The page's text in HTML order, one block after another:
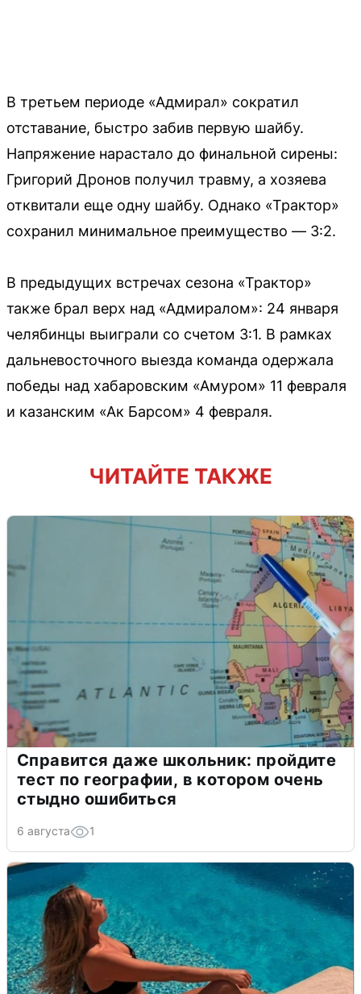
В третьем периоде «Адмирал» сократил
отставание, быстро забив первую шайбу.
Напряжение нарастало до финальной сирены:
Григорий Дронов получил травму, а хозяева
отквитали еще одну шайбу. Однако «Трактор»
сохранил минимальное преимущество — 3:2.
В предыдущих встречах сезона «Трактор»
также брал верх над «Адмиралом»: 24 января
челябинцы выиграли со счетом 3:1. В рамках
дальневосточного выезда команда одержала
победы над хабаровским «Амуром» 11 февраля
и казанским «Ак Барсом» 4 февраля.
ЧИТАЙТЕ ТАКЖЕ
Справится даже школьник: пройдите
тест по географии, в котором очень
стыдно ошибиться
6 августа 1